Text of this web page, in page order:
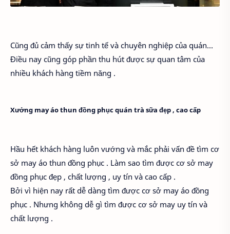
Cũng đủ cảm thấy sự tinh tế và chuyên nghiệp của quán...
Điều nay cũng góp phần thu hút được sự quan tâm của
nhiều khách hàng tiềm năng .
Xưởng may áo thun đồng phục quán trà sữa đẹp , cao cấp
Hầu hết khách hàng luôn vướng và mắc phải vấn đề tìm cơ
sở may áo thun đồng phục . Làm sao tìm được cơ sở may
đồng phục đẹp , chất lượng , uy tín và cao cấp .
Bởi vì hiện nay rất dễ dàng tìm được cơ sở may áo đồng
phục . Nhưng không dễ gì tìm được cơ sở may uy tín và
chất lượng .